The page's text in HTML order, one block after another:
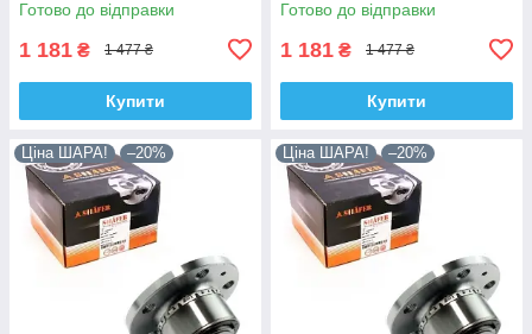
Готово до відправки
1 181 ₴ 1 477 ₴
Купити
Готово до відправки
1 181 ₴ 1 477 ₴
Купити
Ціна ШАРА! –20% Ціна ШАРА! –20%